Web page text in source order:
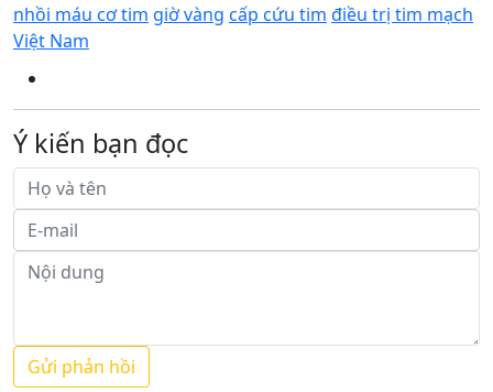
nhồi máu cơ tim giờ vàng cấp cứu tim điều trị tim mạch
Việt Nam
Ý kiến bạn đọc